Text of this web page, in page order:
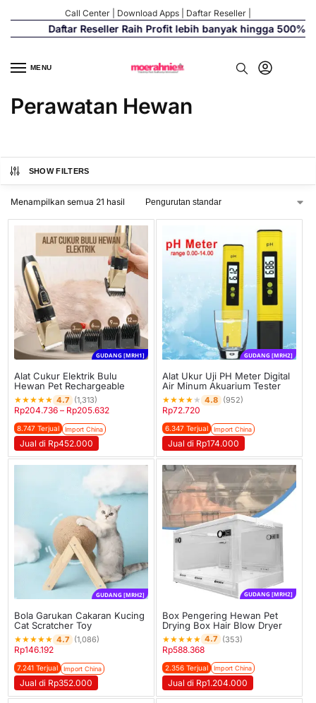
Call Center Download Apps Daftar Reseller
Daftar Reseller Raih Profit lebih banyak hingga 500%
MENU
Perawatan Hewan
SHOW FILTERS
Menampilkan semua 21 hasil
GUDANG [MRH1]
Alat Cukur Elektrik Bulu
Hewan Pet Rechargeable
★★★★★ 4.7 (1,313)
Rp204.736 – Rp205.632
8.747 Terjual Import China
Jual di Rp452.000
GUDANG [MRH2]
Alat Ukur Uji PH Meter Digital
Air Minum Akuarium Tester
★★★★ ★ 4.8 (952)
Rp72.720
6.347 Terjual Import China
Jual di Rp174.000
GUDANG [MRH2]
Bola Garukan Cakaran Kucing
Cat Scratcher Toy
★★★★★ 4.7 (1,086)
Rp146.192
7.241 Terjual Import China
Jual di Rp352.000
GUDANG [MRH2]
Box Pengering Hewan Pet
Drying Box Hair Blow Dryer
★★★★★ 4.7 (353)
Rp588.368
2.356 Terjual Import China
Jual di Rp1.204.000